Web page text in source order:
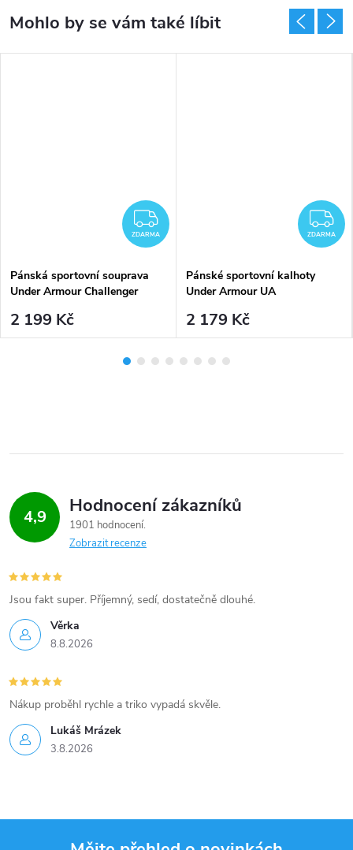
ZDARMA
ZDARMA
Pánská sportovní souprava
Under Armour Challenger
2 199 Kč
ZDARMA
Pánské sportovní kalhoty
Under Armour UA
- šedé
2 179 Kč
4,9 Hodnocení zákazníků
1901 hodnocení
Zobrazit recenze
Věrka
8.8.2026
Jsou fakt super. Příjemný, sedí, dostatečně dlouhé.
Lukáš Mrázek
3.8.2026
Nákup proběhl rychle a triko vypadá skvěle.